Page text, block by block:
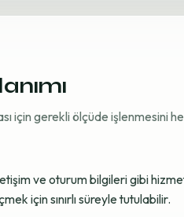
için gerekli ölçüde işlenmesini
ve oturum bilgileri gibi
için sınırlı süreyle tutulabilir.